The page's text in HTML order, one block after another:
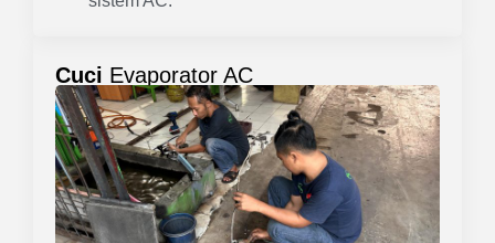
Cuci Evaporator AC